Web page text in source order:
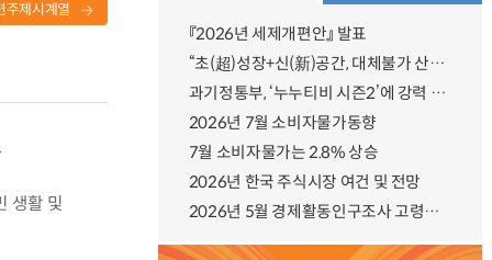
주제시계열
생활 및
『2026년 세제개편안』 발표
“초(超)성장+신(新)공간, 대체불가 산업강국”
과기정통부, ‘누누티비 시즌2’에 강력 대응 의지 밝혀
2026년 7월 소비자물가동향
7월 소비자물가는 2.8% 상승
2026년 한국 주식시장 여건 및 전망
2026년 5월 경제활동인구조사 고령층 부가조사 결과